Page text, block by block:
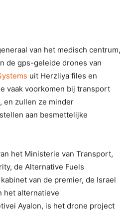
van het medisch centrum,
de gps-geleide drones van
uit Herzliya files en
vaak voorkomen bij transport
en zullen ze minder
aan besmettelijke
het Ministerie van Transport,
de Alternative Fuels
van de premier, de Israel
het alternatieve
Ayalon, is het drone project